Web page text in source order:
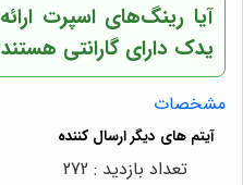
آیا رینگ‌های اسپرت
یدک دارای گارانتی
مشخصات
تعداد بازدید : 272